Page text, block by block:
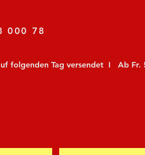
78 000
folgenden Tag versendet  I   Ab